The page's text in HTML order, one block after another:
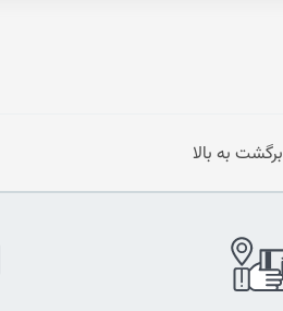
برگشت به بالا